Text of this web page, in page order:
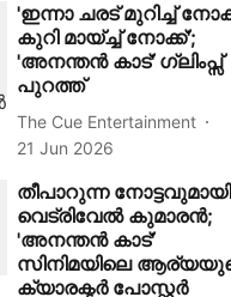
'ഇന്നാ ചരട് മുറിച്ച്
കുറി മായ്ച്ച് നോക്ക്';
'അനന്തൻ കാട്' ഗ്ലിംപ്സ്
പുറത്ത്
The Cue Entertainment
21 Jun 2026
തീപാറുന്ന നോട്ടവുമായി
വെട്രിവേൽ കുമാരൻ;
'അനന്തൻ കാട്'
സിനിമയിലെ
ക്യാരക്ടർ പോസ്റ്റർ